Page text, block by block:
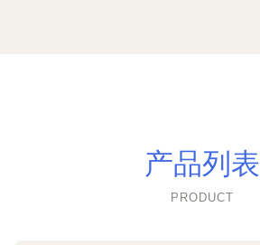
产品列表
PRODUCT